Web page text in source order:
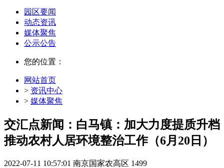
园区要闻
动态资讯
媒体聚焦
公示公告
您的位置：
网站首页
> 资讯中心
> 媒体聚焦
交汇点新闻：白马镇：加大力度提质升档
推动农村人居环境整治工作（6月20日）
2022-07-11 10:57:01 南京国家农高区 1499